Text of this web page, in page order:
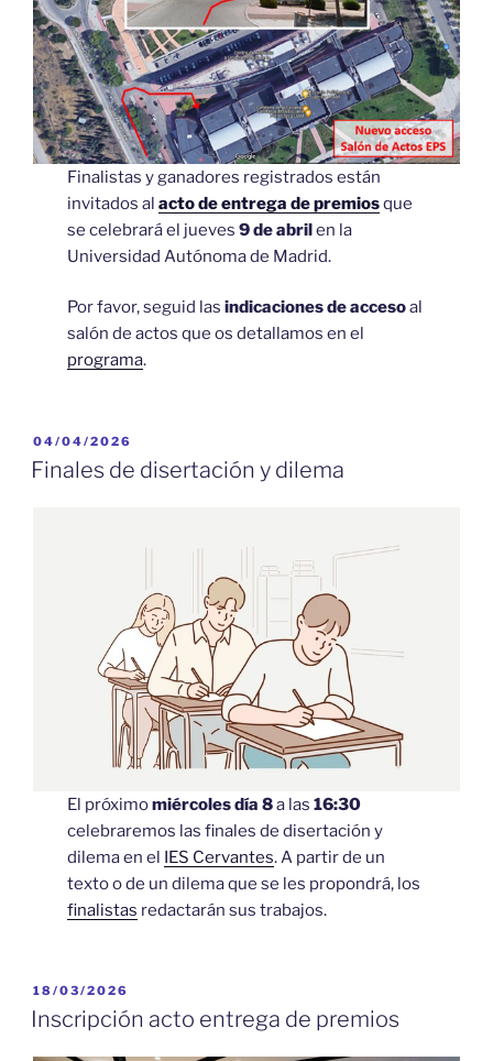
Finalistas y ganadores registrados están
invitados alacto de entrega de premiosque
se celebrará el jueves9 de abrilen la
Universidad Autónoma de Madrid.
Por favor, seguid lasindicaciones de accesoal
salón de actos que os detallamos en el
programa.
PUBLICADO
EL
04/04/2026
Finales de disertación y dilema
El próximomiércoles día 8a las16:30
celebraremos las finales de disertación y
dilema en el IES Cervantes. A partir de un
texto o de un dilema que se les propondrá, los
finalistas redactarán sus trabajos.
PUBLICADO
EL
18/03/2026
Inscripción acto entrega de premios